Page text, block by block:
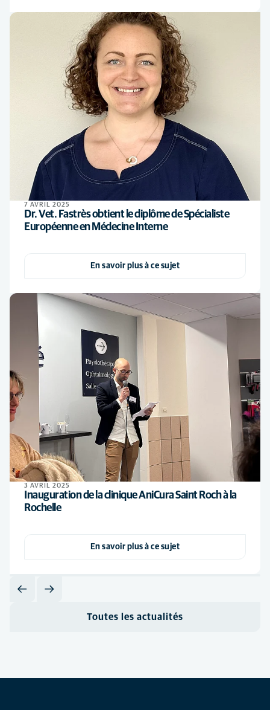
7 AVRIL 2025
Dr. Vet. Fastrès obtient le diplôme de Spécialiste
Européenne en Médecine Interne
En savoir plus à ce sujet
3 AVRIL 2025
Inauguration de la clinique AniCura Saint Roch à la
Rochelle
En savoir plus à ce sujet
Toutes les actualités